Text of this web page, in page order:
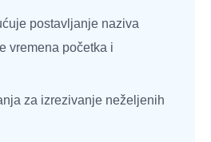
postavljanje naziva
vremena početka i
za izrezivanje neželjenih